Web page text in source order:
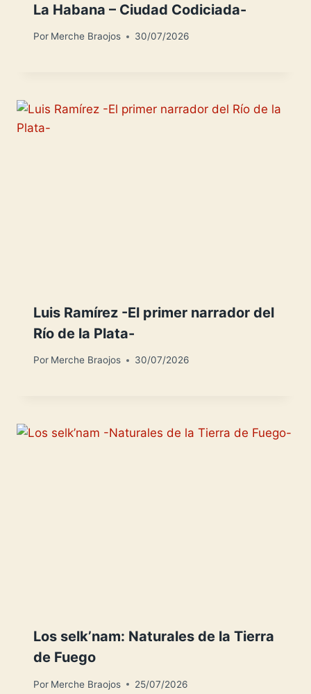
La Habana – Ciudad Codiciada-
Por Merche Braojos 30/07/2026
Luis Ramírez -El primer narrador del
Río de la Plata-
Por Merche Braojos 30/07/2026
Los selk’nam: Naturales de la Tierra
de Fuego
Por Merche Braojos 25/07/2026